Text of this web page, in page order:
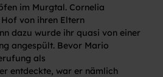
im Murgtal. Cornelia
von ihren Eltern
dazu wurde ihr quasi von einer
angespült. Bevor Mario
als
entdeckte, war er nämlich